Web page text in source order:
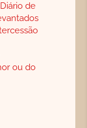
de
ou do